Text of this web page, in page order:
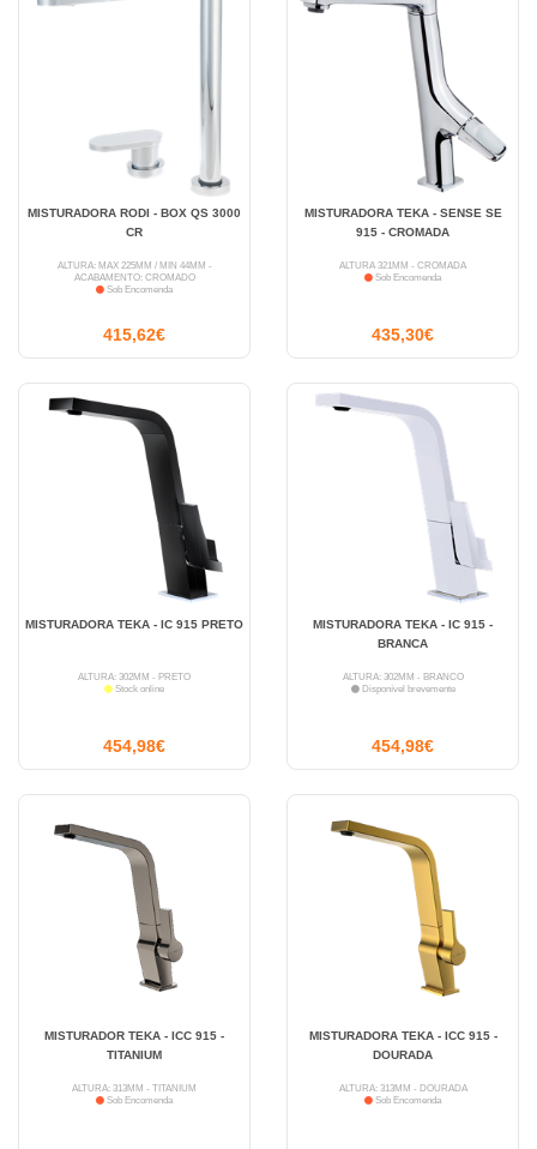
MISTURADORA RODI - BOX QS 3000
CR
ALTURA: MÁX 225MM / MIN 44MM -
ACABAMENTO: CROMADO
Sob Encomenda
415,62€
MISTURADORA TEKA - SENSE SE
915 - CROMADA
ALTURA 321MM - CROMADA
Sob Encomenda
435,30€
MISTURADORA TEKA - IC 915 PRETO
ALTURA: 302MM - PRETO
Stock online
454,98€
MISTURADORA TEKA - IC 915 -
BRANCA
ALTURA: 302MM - BRANCO
Disponível brevemente
454,98€
MISTURADOR TEKA - ICC 915 -
TITANIUM
ALTURA: 313MM - TITANIUM
Sob Encomenda
MISTURADORA TEKA - ICC 915 -
DOURADA
ALTURA: 313MM - DOURADA
Sob Encomenda